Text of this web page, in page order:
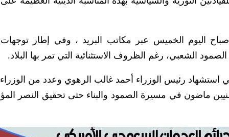
اليوم الخميس عبر مكاتب البريد ، وفي إطار توجهات
الشعبي، رغم الظروف الاستثنائية التي تمر بها البلاد.
استشهاد رئيس الوزراء أحمد غالب الرهوي وعدد من
ماضون في مسيرة الصمود والبناء حتى تحقيق النصر